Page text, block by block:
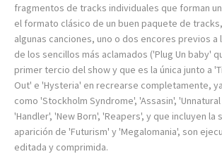
fragmentos de tracks individuales que forman
el formato clásico de un buen paquete de
algunas canciones, uno o dos encores previos a
de los sencillos más aclamados ('Plug Un baby'
primer tercio del show y que es la única junto a
Out' e 'Hysteria' en recrearse completamente,
como 'Stockholm Syndrome', 'Assasin',
'Handler', 'New Born', 'Reapers', y que incluyen la
aparición de 'Futurism' y 'Megalomania', son
editada y comprimida.